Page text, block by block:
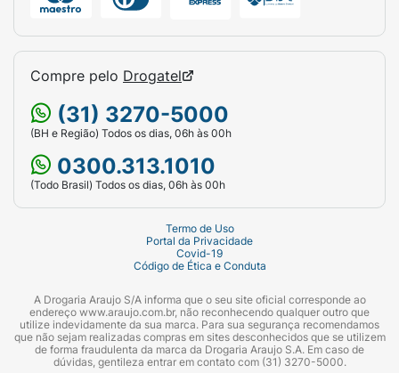
Compre pelo Drogatel
(31) 3270-5000
(BH e Região) Todos os dias, 06h às 00h
0300.313.1010
(Todo Brasil) Todos os dias, 06h às 00h
Termo de Uso
Portal da Privacidade
Covid-19
Código de Ética e Conduta
A Drogaria Araujo S/A informa que o seu site oficial corresponde ao
endereço www.araujo.com.br, não reconhecendo qualquer outro que
utilize indevidamente da sua marca. Para sua segurança recomendamos
que não sejam realizadas compras em sites desconhecidos que se utilizem
de forma fraudulenta da marca da Drogaria Araujo S.A. Em caso de
dúvidas, gentileza entrar em contato com (31) 3270-5000.